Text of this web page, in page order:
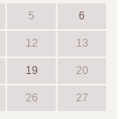
5 6
12 13
19 20
26 27